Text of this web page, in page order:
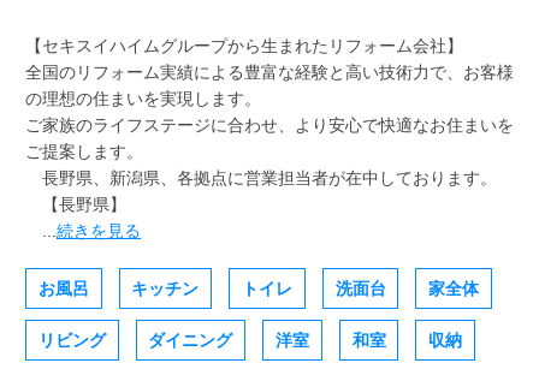
【セキスイハイムグループから生まれたリフォーム会社】
全国のリフォーム実績による豊富な経験と高い技術力で、お客様
の理想の住まいを実現します。
ご家族のライフステージに合わせ、より安心で快適なお住まいを
ご提案します。
長野県、新潟県、各拠点に営業担当者が在中しております。
【長野県】
...続きを見る
お風呂 キッチン トイレ 洗面台 家全体
リビング ダイニング 洋室 和室 収納